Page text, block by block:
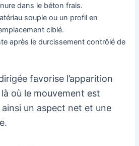
dans le béton frais.
souple ou un profil en
ciblé.
après le durcissement contrôlé de
favorise l’apparition
où le mouvement est
un aspect net et une